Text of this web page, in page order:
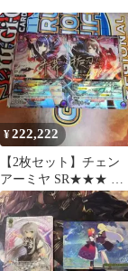
¥222,222
【2枚セット】チェン
アーミヤ SR★★★ 星3
パラレル